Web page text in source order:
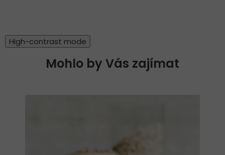
High-contrast mode
Mohlo by Vás zajímat